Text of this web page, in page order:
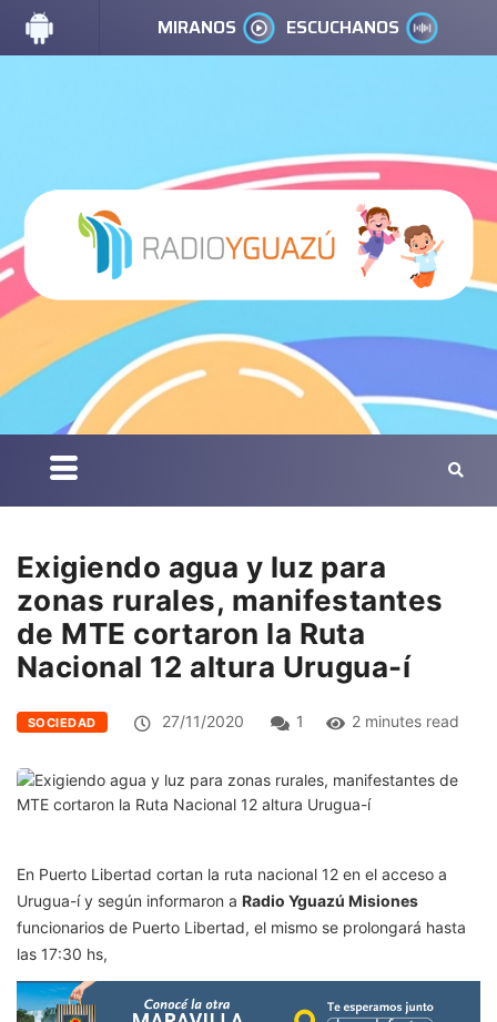
MIRANOS ESCUCHANOS
Exigiendo agua y luz para
zonas rurales, manifestantes
de MTE cortaron la Ruta
Nacional 12 altura Urugua-í
SOCIEDAD 27/11/2020 1 2 minutes read
En Puerto Libertad cortan la ruta nacional 12 en el acceso a
Urugua-í y según informaron a Radio Yguazú Misiones
funcionarios de Puerto Libertad, el mismo se prolongará hasta
las 17:30 hs,